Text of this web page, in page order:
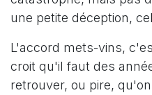
une petite déception,
L'accord mets-vins,
croit qu'il faut des
retrouver, ou pire,